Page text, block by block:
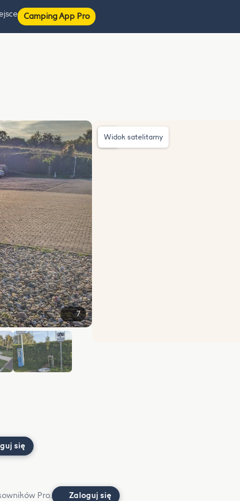
Camping App Pro
7
Widok satelitarny
się
Pro. Zaloguj się